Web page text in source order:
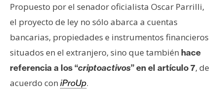
C
o
n
t
a
c
Propuesto por el senador oficialista Oscar Parrilli,
el proyecto de ley no sólo abarca a cuentas
bancarias, propiedades e instrumentos financieros
situados en el extranjero, sino que también hace
referencia a los “criptoactivos” en el artículo 7, de
acuerdo con iProUp.